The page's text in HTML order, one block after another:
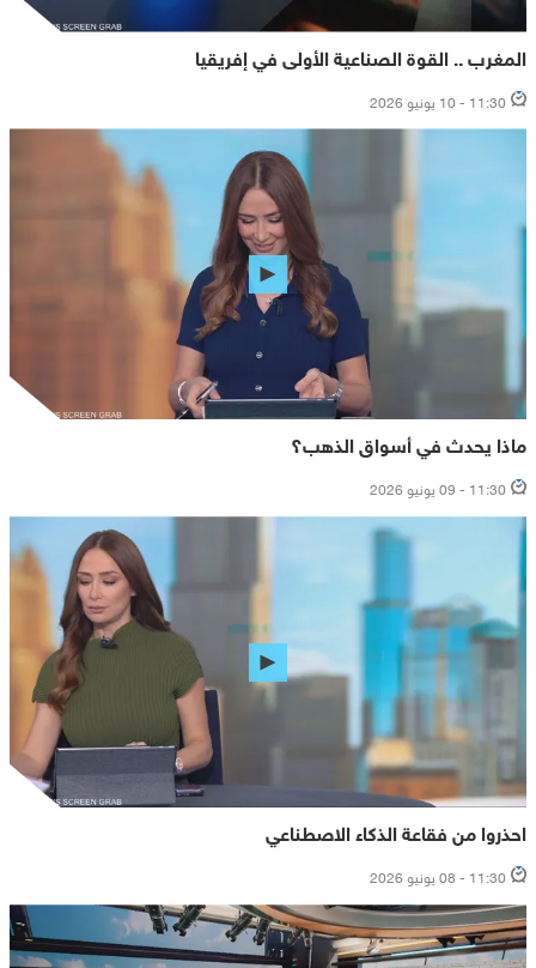
المغرب .. القوة الصناعية الأولى في إفريقيا
11:30 - 10 يونيو 2026
ماذا يحدث في أسواق الذهب؟
11:30 - 09 يونيو 2026
احذروا من فقاعة الذكاء الاصطناعي
11:30 - 08 يونيو 2026